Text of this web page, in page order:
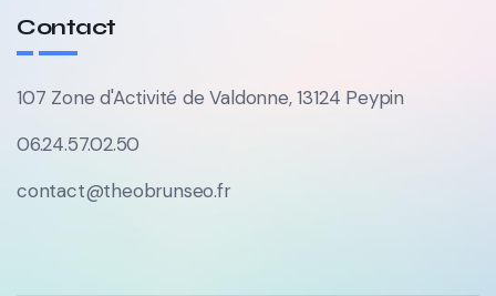
Contact
107 Zone d'Activité de Valdonne, 13124 Peypin
06.24.57.02.50
contact@theobrunseo.fr